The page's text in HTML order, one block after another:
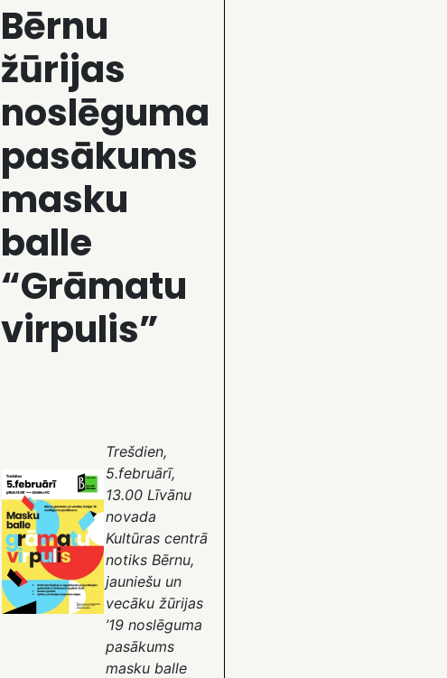
Bērnu
žūrijas
noslēguma
pasākums
masku
balle
“Grāmatu
virpulis”
Trešdien,
5.februārī,
13.00 Līvānu
novada
Kultūras centrā
notiks Bērnu,
jauniešu un
vecāku žūrijas
’19 noslēguma
pasākums
masku balle